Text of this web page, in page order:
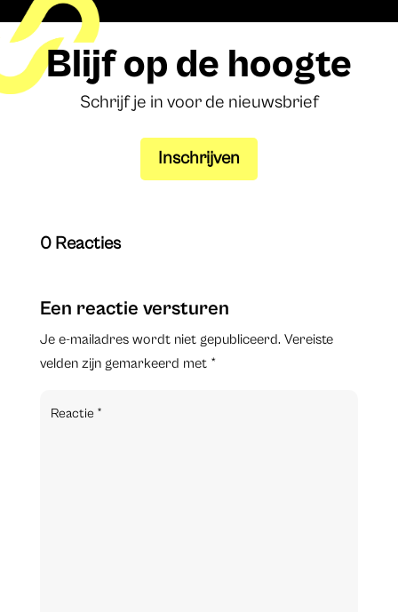
Blijf op de hoogte
Schrijf je in voor de nieuwsbrief
Inschrijven
0 Reacties
Een reactie versturen
Je e-mailadres wordt niet gepubliceerd. Vereiste
velden zijn gemarkeerd met *